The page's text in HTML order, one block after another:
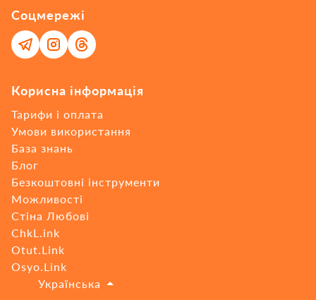
Соцмережі
Корисна інформація
Тарифи і оплата
Умови використання
База знань
Блог
Безкоштовні інструменти
Можливості
Стіна Любові
ChkL.ink
Otut.Link
Osyo.Link
Українська